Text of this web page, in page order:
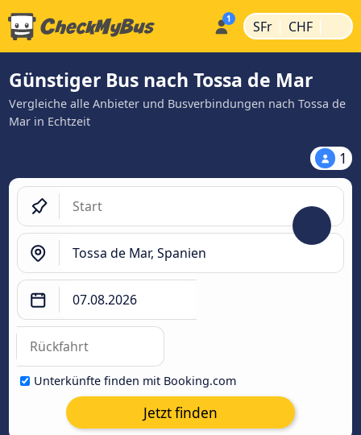
SFr | CHF |
Günstiger Bus nach Tossa de Mar
Vergleiche alle Anbieter und Busverbindungen nach Tossa de
Mar in Echtzeit
1
Unterkünfte finden mit Booking.com
Jetzt finden